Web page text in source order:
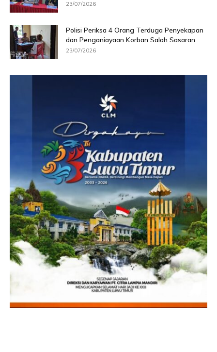
23/07/2026
Polisi Periksa 4 Orang Terduga Penyekapan
dan Penganiayaan Korban Salah Sasaran...
23/07/2026